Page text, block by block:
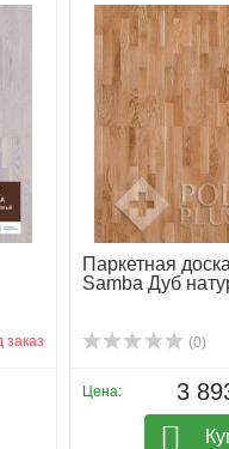
заказ
Паркетная
Samba Дуб
(0)
Цена: 3